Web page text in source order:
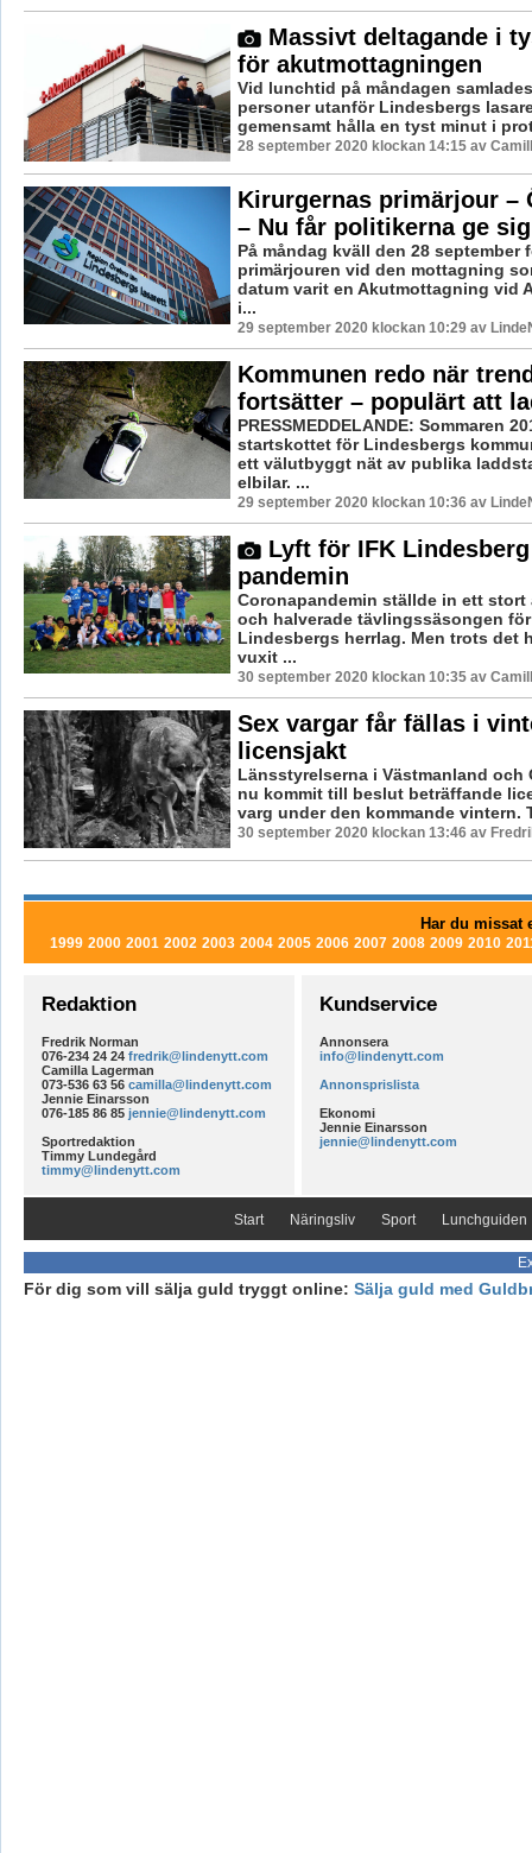
Massivt deltagande i
för akutmottagningen
Vid lunchtid på måndagen
personer utanför Lindesbergs
gemensamt hålla en tyst minut i
28 september 2020 klockan 14:15 av
Kirurgernas primärjour –
– Nu får politikerna ge
På måndag kväll den 28 september
primärjouren vid den mottagning
datum varit en Akutmottagning vid
i...
29 september 2020 klockan 10:29 av
Kommunen redo när
fortsätter – populärt att
PRESSMEDDELANDE: Sommaren
startskottet för Lindesbergs
ett välutbyggt nät av publika
elbilar. ...
29 september 2020 klockan 10:36 av
Lyft för IFK
pandemin
Coronapandemin ställde in ett stort
och halverade tävlingssäsongen
Lindesbergs herrlag. Men trots det
vuxit ...
30 september 2020 klockan 10:35 av
Sex vargar får fällas i
licensjakt
Länsstyrelserna i Västmanland och
nu kommit till beslut beträffande
varg under den kommande vintern.
30 september 2020 klockan 13:46 av
Har du missat
1999 2000 2001 2002 2003 2004 2005 2006 2007 2008 2009 2010
Redaktion
Fredrik Norman
076-234 24 24 fredrik@lindenytt.com
Camilla Lagerman
073-536 63 56 camilla@lindenytt.com
Jennie Einarsson
076-185 86 85 jennie@lindenytt.com
Sportredaktion
Timmy Lundegård
timmy@lindenytt.com
Kundservice
Annonsera
info@lindenytt.com
Annonsprislista
Ekonomi
Jennie Einarsson
jennie@lindenytt.com
Start Näringsliv Sport Lunchguiden
För dig som vill sälja guld tryggt online: Sälja guld med